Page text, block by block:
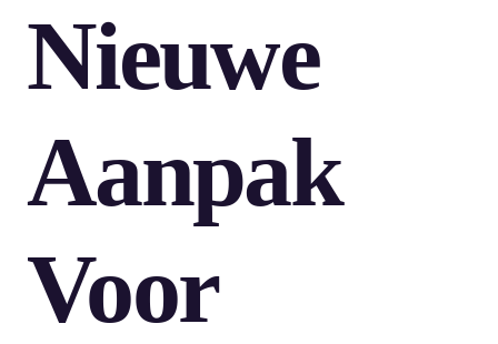
Nieuwe
Aanpak
Voor